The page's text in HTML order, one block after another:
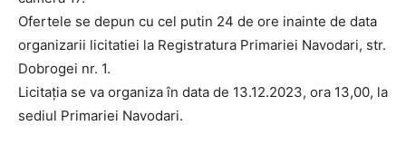
Ofertele se depun cu cel putin 24 de ore inainte de data
organizarii licitatiei la Registratura Primariei Navodari, str.
Dobrogei nr. 1.
Licitaţia se va organiza în data de 13.12.2023, ora 13,00, la
sediul Primariei Navodari.